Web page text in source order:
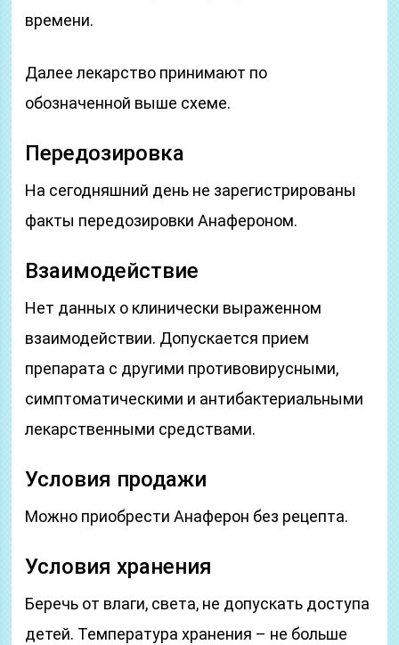
времени.
Далее лекарство принимают по
обозначенной выше схеме.
Передозировка
На сегодняшний день не зарегистрированы
факты передозировки Анафероном.
Взаимодействие
Нет данных о клинически выраженном
взаимодействии. Допускается прием
препарата с другими противовирусными,
симптоматическими и антибактериальными
лекарственными средствами.
Условия продажи
Можно приобрести Анаферон без рецепта.
Условия хранения
Беречь от влаги, света, не допускать доступа
детей. Температура хранения – не больше